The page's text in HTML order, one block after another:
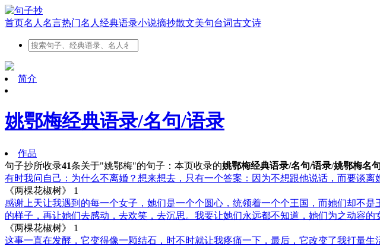
首页名人名言热门名人 经典语录小说摘抄散文美句台词古文诗
简介
姚鄂梅经典语录/名句/语录
作品
句子抄所收录41条关于"姚鄂梅"的句子： 本页收录的姚鄂梅经典语录/名句/语录/姚鄂梅名句
有时我问自己：为什么不离婚？想来想去，只有一个答案：因为不想跟他说话，而要谈离
《两棵花椒树》
1
感谢上天让我遇到的每一个女子，她们是一个个圆心，统领着一个个王国，而她们却不
的样子，再让她们去感动，去欢笑，去沉思。我要让她们永远都不知道，她们为之动容的
《两棵花椒树》
1
这事一直在发酵，它变得像一颗结石，时不时就让我疼痛一下，最后，它改变了我打量